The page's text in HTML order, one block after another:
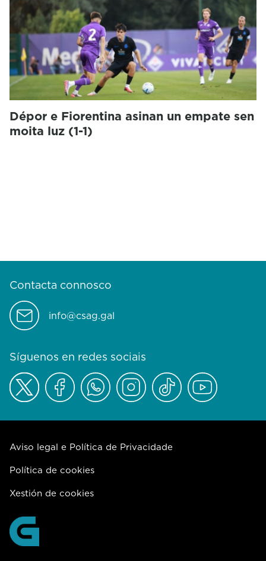
Dépor e Fiorentina asinan un empate sen
moita luz (1-1)
Contacta connosco
info@csag.gal
Síguenos en redes sociais
Aviso legal e Política de Privacidade
Política de cookies
Xestión de cookies